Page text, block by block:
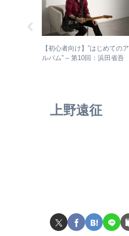
【初心者向け】”はじめてのア
ルバム” – 第10回：浜田省吾
上野遠征